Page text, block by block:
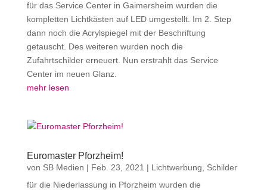
für das Service Center in Gaimersheim wurden die
kompletten Lichtkästen auf LED umgestellt. Im 2. Step
dann noch die Acrylspiegel mit der Beschriftung
getauscht. Des weiteren wurden noch die
Zufahrtschilder erneuert. Nun erstrahlt das Service
Center im neuen Glanz.
mehr lesen
Euromaster Pforzheim!
von SB Medien | Feb. 23, 2021 | Lichtwerbung
Schilder
für die Niederlassung in Pforzheim wurden die